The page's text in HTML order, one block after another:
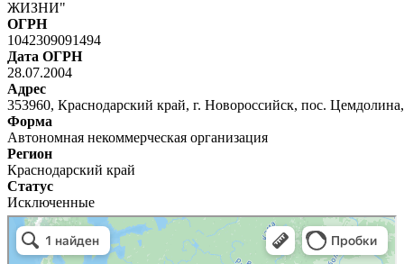
ЖИЗНИ"
ОГРН
1042309091494
Дата ОГРН
28.07.2004
Адрес
353960, Краснодарский край, г. Новороссийск, пос.
Форма
Автономная некоммерческая организация
Регион
Краснодарский край
Статус
Исключенные